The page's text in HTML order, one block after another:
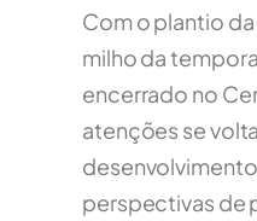
Com o plantio
milho da
encerrado no
atenções se
desenvolvimento
perspectivas de